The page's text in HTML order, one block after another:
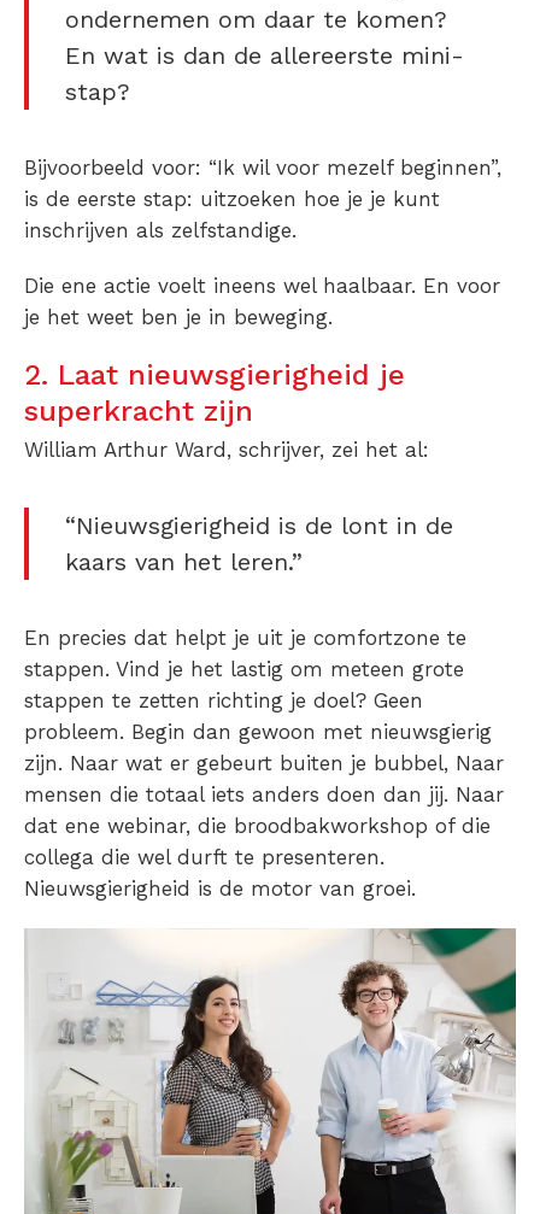
ondernemen om daar te komen?
En wat is dan de allereerste mini-
stap?
Bijvoorbeeld voor: “Ik wil voor mezelf beginnen”,
is de eerste stap: uitzoeken hoe je je kunt
inschrijven als zelfstandige.
Die ene actie voelt ineens wel haalbaar. En voor
je het weet ben je in beweging.
2. Laat nieuwsgierigheid je
superkracht zijn
William Arthur Ward, schrijver, zei het al:
“Nieuwsgierigheid is de lont in de
kaars van het leren.”
En precies dat helpt je uit je comfortzone te
stappen. Vind je het lastig om meteen grote
stappen te zetten richting je doel? Geen
probleem. Begin dan gewoon met nieuwsgierig
zijn. Naar wat er gebeurt buiten je bubbel, Naar
mensen die totaal iets anders doen dan jij. Naar
dat ene webinar, die broodbakworkshop of die
collega die wel durft te presenteren.
Nieuwsgierigheid is de motor van groei.